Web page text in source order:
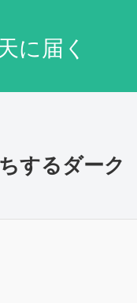
に届く
するダーク